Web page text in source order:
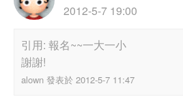
2012-5-7 19:00
引用: 報名~~一大一小
謝謝!
alown 發表於 2012-5-7 11:47